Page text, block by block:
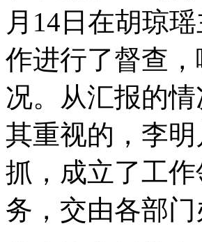
月14日在胡琼
作进行了督查
况。从汇报的
其重视的，李
抓，成立了工
务，交由各部门